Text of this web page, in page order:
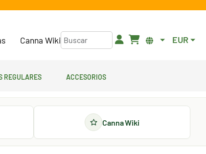
Canna Wiki EUR
regulares Accesorios
Canna Wiki